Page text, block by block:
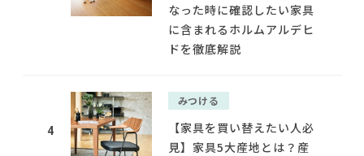
なった時に確認したい家具
に含まれるホルムアルデヒ
ドを徹底解説
4
みつける
【家具を買い替えたい人必
見】家具5大産地とは？産